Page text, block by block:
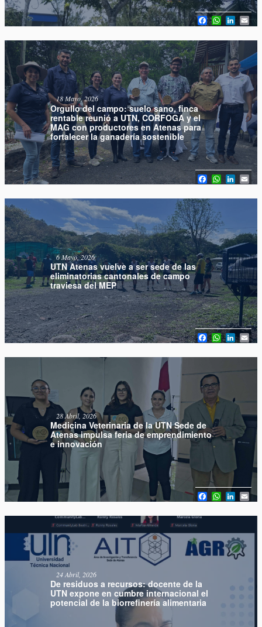
Facebook
Orgullo del campo: suelo sano, finca
rentable reunió a UTN, CORFOGA y el
MAG con productores en Atenas para
fortalecer la ganadería sostenible
18 Mayo, 2026
Facebook
UTN Atenas vuelve a ser sede de las
eliminatorias cantonales de campo
traviesa del MEP
6 Mayo, 2026
Facebook
Medicina Veterinaria de la UTN Sede de
Atenas impulsa feria de emprendimiento
e innovación
28 Abril, 2026
Facebook
De residuos a recursos: docente de la
UTN expone en cumbre internacional el
potencial de la biorrefinería alimentaria
24 Abril, 2026